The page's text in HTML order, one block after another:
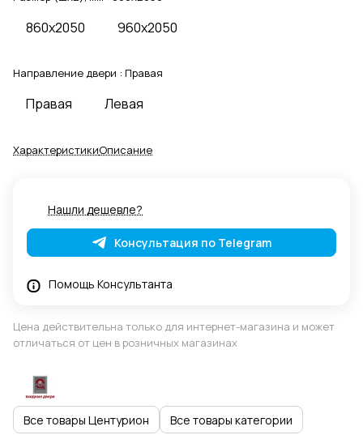
860x2050 960x2050
Направление двери : Правая
Правая Левая
ХарактеристикиОписание
Нашли дешевле?
Консультация по Telegram
Помощь Консультанта
Цена действительна только для интернет-магазина и может
отличаться от цен в розничных магазинах
Все товары Центурион Все товары категории